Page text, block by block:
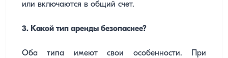
или включаются в общий счет.
3. Какой тип аренды безопаснее?
Оба типа имеют свои особенности. При